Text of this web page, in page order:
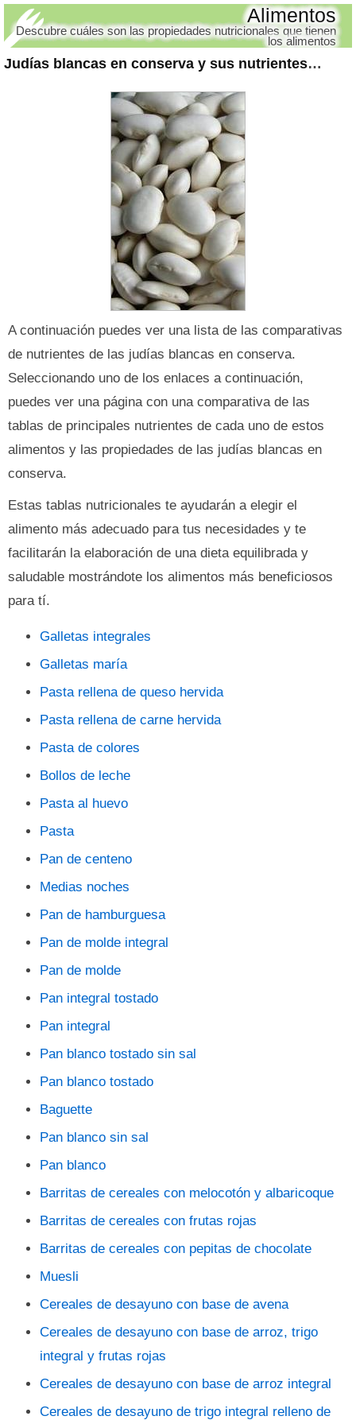
Judías blancas en conserva y sus nutrientes
:
Alimentos
Descubre cuáles son las propiedades nutricionales que tienen
los alimentos
A continuación puedes ver una lista de las comparativas
de nutrientes de las judías blancas en conserva.
Seleccionando uno de los enlaces a continuación,
puedes ver una página con una comparativa de las
tablas de principales nutrientes de cada uno de estos
alimentos y las propiedades de las judías blancas en
conserva.
Estas tablas nutricionales te ayudarán a elegir el
alimento más adecuado para tus necesidades y te
facilitarán la elaboración de una dieta equilibrada y
saludable mostrándote los alimentos más beneficiosos
para tí.
Galletas integrales
Galletas maría
Pasta rellena de queso hervida
Pasta rellena de carne hervida
Pasta de colores
Bollos de leche
Pasta al huevo
Pasta
Pan de centeno
Medias noches
Pan de hamburguesa
Pan de molde integral
Pan de molde
Pan integral tostado
Pan integral
Pan blanco tostado sin sal
Pan blanco tostado
Baguette
Pan blanco sin sal
Pan blanco
Barritas de cereales con melocotón y albaricoque
Barritas de cereales con frutas rojas
Barritas de cereales con pepitas de chocolate
Muesli
Cereales de desayuno con base de avena
Cereales de desayuno con base de arroz, trigo
integral y frutas rojas
Cereales de desayuno con base de arroz integral
Cereales de desayuno de trigo integral relleno de